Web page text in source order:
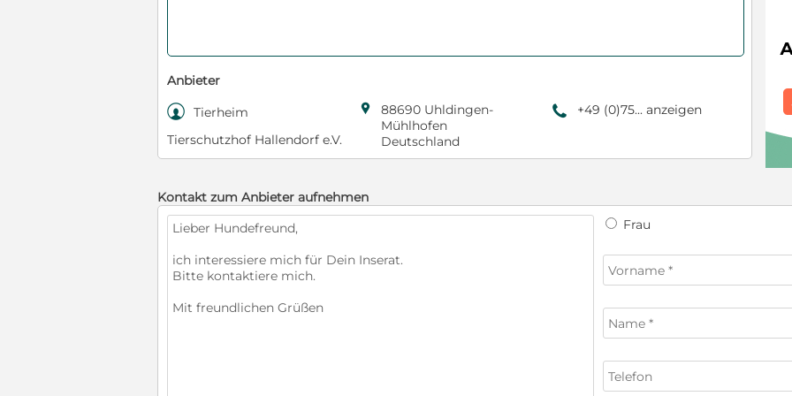
Anbieter
 Tierheim
Tierschutzhof Hallendorf e.V.

88690 Uhldingen-
Mühlhofen
Deutschland
9 +49 (0)75... anzeigen
Kontakt zum Anbieter aufnehmen
Frau